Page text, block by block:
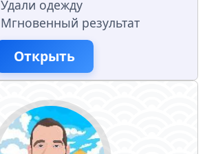
Удали одежду
Мгновенный результат
Открыть